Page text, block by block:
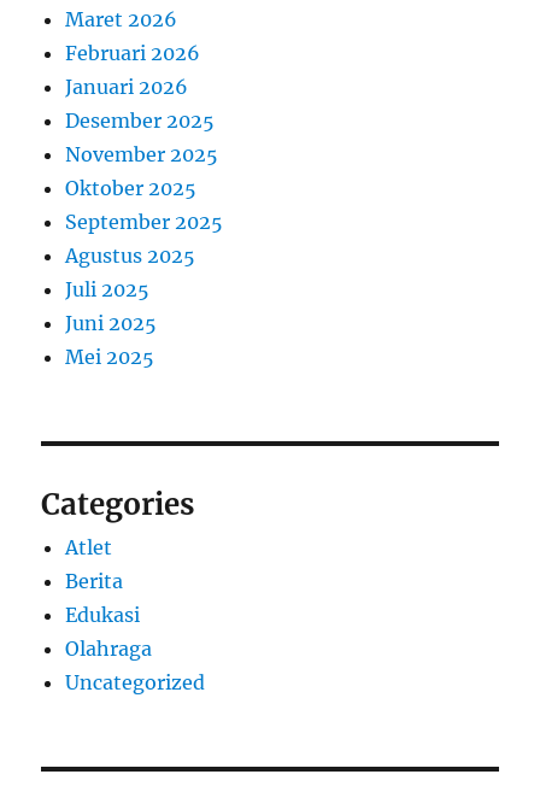
Maret 2026
Februari 2026
Januari 2026
Desember 2025
November 2025
Oktober 2025
September 2025
Agustus 2025
Juli 2025
Juni 2025
Mei 2025
Categories
Atlet
Berita
Edukasi
Olahraga
Uncategorized